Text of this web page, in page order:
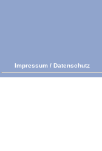
Impressum / Datenschutz